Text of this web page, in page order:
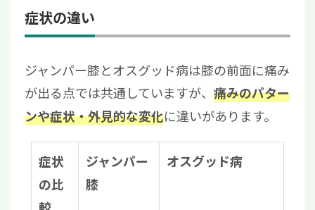
症状の違い
ジャンパー膝とオスグッド病は膝の前面に痛み
が出る点では共通していますが、 痛みのパター
ンや症状・外見的な変化に違いがあります。
症状
の比
ジャンパー
膝
オスグッド病